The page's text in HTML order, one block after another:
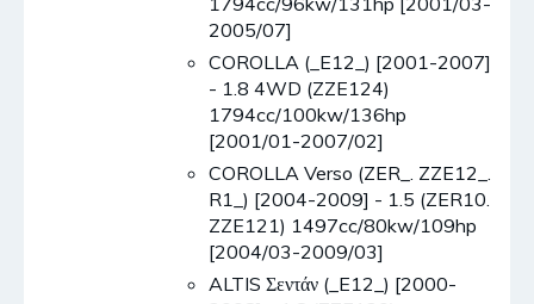
2005/07]
COROLLA (_E12_) [2001-2007]
- 1.8 4WD (ZZE124)
1794cc/100kw/136hp
[2001/01-2007/02]
COROLLA Verso (ZER_. ZZE12_.
R1_) [2004-2009] - 1.5 (ZER10.
ZZE121) 1497cc/80kw/109hp
[2004/03-2009/03]
ALTIS Σεντάν (_E12_) [2000-